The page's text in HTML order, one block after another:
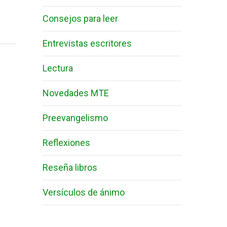
Consejos para leer
Entrevistas escritores
Lectura
Novedades MTE
Preevangelismo
Reflexiones
Reseña libros
Versículos de ánimo